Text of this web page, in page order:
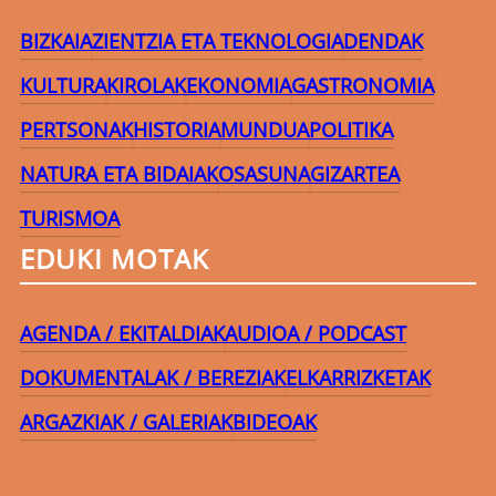
BIZKAIAZIENTZIA ETA TEKNOLOGIADENDAK
KULTURAKIROLAKEKONOMIAGASTRONOMIA
PERTSONAKHISTORIAMUNDUAPOLITIKA
NATURA ETA BIDAIAKOSASUNAGIZARTEA
TURISMOA
EDUKI MOTAK
AGENDA / EKITALDIAKAUDIOA / PODCAST
DOKUMENTALAK / BEREZIAKELKARRIZKETAK
ARGAZKIAK / GALERIAKBIDEOAK